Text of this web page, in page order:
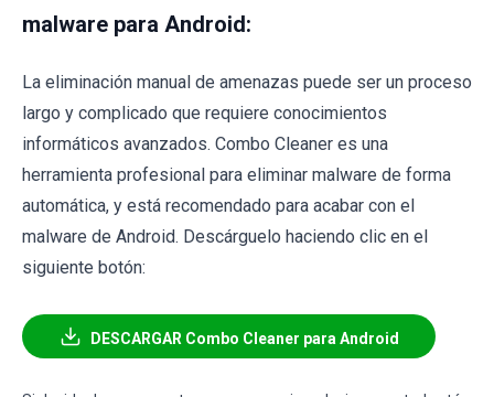
malware para Android:
La eliminación manual de amenazas puede ser un proceso
largo y complicado que requiere conocimientos
informáticos avanzados. Combo Cleaner es una
herramienta profesional para eliminar malware de forma
automática, y está recomendado para acabar con el
malware de Android. Descárguelo haciendo clic en el
siguiente botón:
DESCARGAR Combo Cleaner para Android